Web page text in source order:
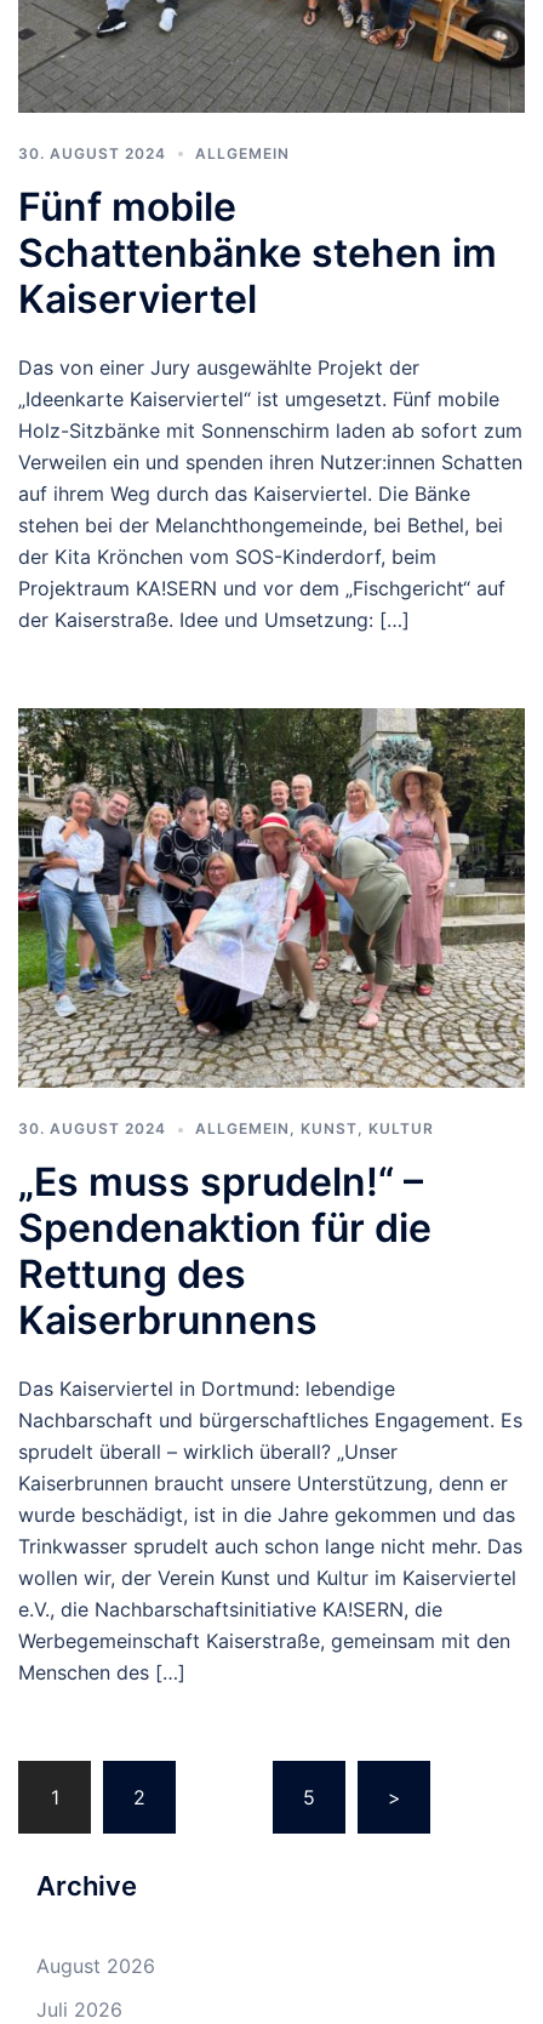
30. AUGUST 2024 ALLGEMEIN
Fünf mobile
Schattenbänke stehen im
Kaiserviertel
Das von einer Jury ausgewählte Projekt der
„Ideenkarte Kaiserviertel“ ist umgesetzt. Fünf mobile
Holz-Sitzbänke mit Sonnenschirm laden ab sofort zum
Verweilen ein und spenden ihren Nutzer:innen Schatten
auf ihrem Weg durch das Kaiserviertel. Die Bänke
stehen bei der Melanchthongemeinde, bei Bethel, bei
der Kita Krönchen vom SOS-Kinderdorf, beim
Projektraum KA!SERN und vor dem „Fischgericht“ auf
der Kaiserstraße. Idee und Umsetzung: […]
30. AUGUST 2024 ALLGEMEIN , KUNST, KULTUR
„Es muss sprudeln!“ –
Spendenaktion für die
Rettung des
Kaiserbrunnens
Das Kaiserviertel in Dortmund: lebendige
Nachbarschaft und bürgerschaftliches Engagement. Es
sprudelt überall – wirklich überall? „Unser
Kaiserbrunnen braucht unsere Unterstützung, denn er
wurde beschädigt, ist in die Jahre gekommen und das
Trinkwasser sprudelt auch schon lange nicht mehr. Das
wollen wir, der Verein Kunst und Kultur im Kaiserviertel
e.V., die Nachbarschaftsinitiative KA!SERN, die
Werbegemeinschaft Kaiserstraße, gemeinsam mit den
Menschen des […]
1 2 5 >
Archive
August 2026
Juli 2026